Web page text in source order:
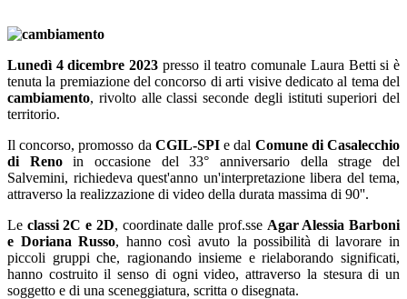
Lunedì 4 dicembre 2023 presso il teatro comunale Laura Betti si è
tenuta la premiazione del concorso di arti visive dedicato al tema del
cambiamento, rivolto alle classi seconde degli istituti superiori del
territorio.
Il concorso, promosso da CGIL-SPIe dal Comune di Casalecchio
di Renoin occasione del 33° anniversario della strage del
Salvemini, richiedeva quest'anno un'interpretazione libera del tema,
attraverso la realizzazione di video della durata massima di 90''.
Le classi 2C e 2D, coordinate dalle prof.sse Agar Alessia Barboni
e Doriana Russo, hanno così avuto la possibilità di lavorare in
piccoli gruppi che, ragionando insieme e rielaborando significati,
hanno costruito il senso di ogni video, attraverso la stesura di un
soggetto e di una sceneggiatura, scritta o disegnata.